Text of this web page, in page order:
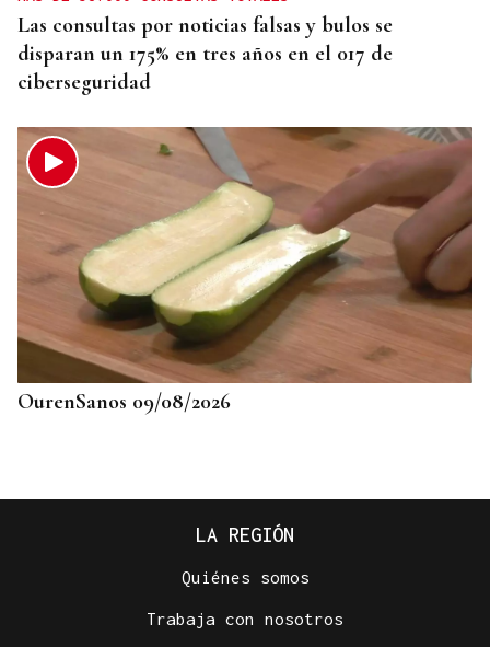
Las consultas por noticias falsas y bulos se
disparan un 175% en tres años en el 017 de
ciberseguridad
OurenSanos 09/08/2026
LA REGIÓN
Quiénes somos
Trabaja con nosotros